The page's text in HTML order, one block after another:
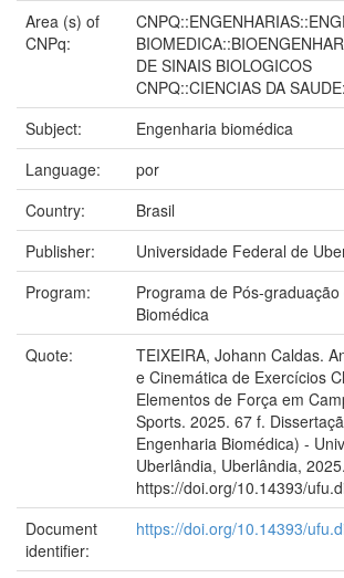
Area (s) of
CNPq:
DE SINAIS BIOLOGICOS
CNPQ::CIENCIAS DA
Subject:
Engenharia biomédica
Language:
por
Country:
Brasil
Publisher:
Universidade Federal de
Program:
Programa de Pós-
Biomédica
Quote:
TEIXEIRA, Johann Caldas.
e Cinemática de Exercícios
Elementos de Força em
Sports. 2025. 67 f.
Engenharia Biomédica) -
Uberlândia, Uberlândia,
https://doi.org/10.14393/
Document
identifier:
https://doi.org/10.14393/